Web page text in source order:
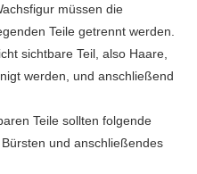
müssen die
Teile getrennt werden.
sichtbare Teil, also Haare,
werden, und anschließend
Teile sollten folgende
und anschließendes